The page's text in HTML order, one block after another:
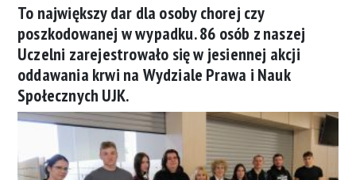
To największy dar dla osoby chorej czy
poszkodowanej w wypadku. 86 osób z naszej
Uczelni zarejestrowało się w jesiennej akcji
oddawania krwi na Wydziale Prawa i Nauk
Społecznych UJK.